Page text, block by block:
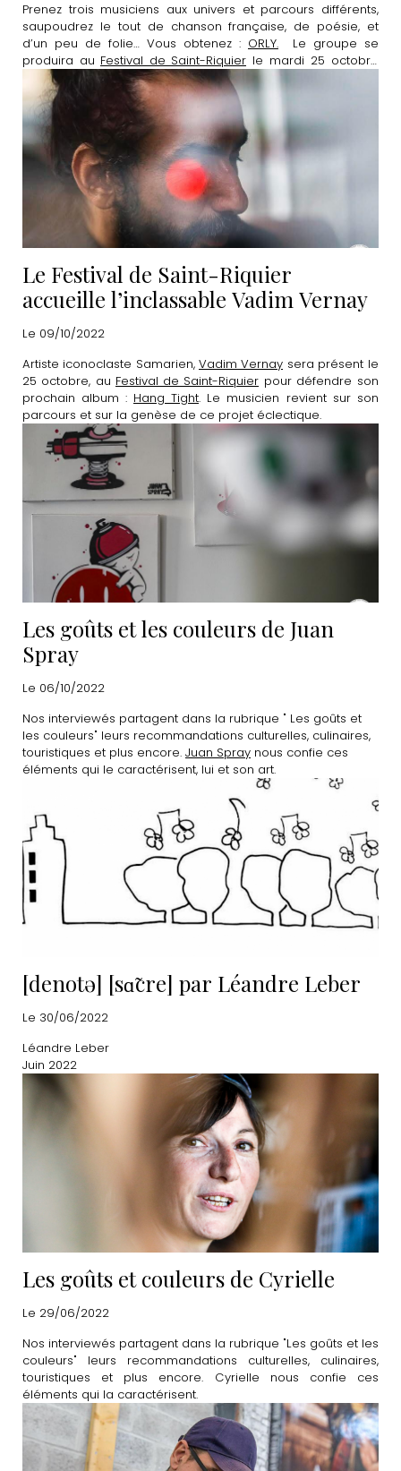
Prenez trois musiciens aux univers et parcours différents,
saupoudrez le tout de chanson française, de poésie, et
d’un peu de folie… Vous obtenez : ORLY. Le groupe se
produira au Festival de Saint-Riquier le mardi 25 octobre
dans le cadre des “concerts midi découverte” et revisitera
l'œuvre de Léo Ferré.
Le Festival de Saint-Riquier
accueille l’inclassable Vadim Vernay
Le 09/10/2022
Artiste iconoclaste Samarien, Vadim Vernay sera présent le
25 octobre, au Festival de Saint-Riquier pour défendre son
prochain album : Hang Tight. Le musicien revient sur son
parcours et sur la genèse de ce projet éclectique.
Les goûts et les couleurs de Juan
Spray
Le 06/10/2022
Nos interviewés partagent dans la rubrique " Les goûts et
les couleurs" leurs recommandations culturelles, culinaires,
touristiques et plus encore. Juan Spray nous confie ces
éléments qui le caractérisent, lui et son art.
[denotə] [sɑ̃cre] par Léandre Leber
Le 30/06/2022
Léandre Leber
Juin 2022
Les goûts et couleurs de Cyrielle
Le 29/06/2022
Nos interviewés partagent dans la rubrique "Les goûts et les
couleurs" leurs recommandations culturelles, culinaires,
touristiques et plus encore. Cyrielle nous confie ces
éléments qui la caractérisent.